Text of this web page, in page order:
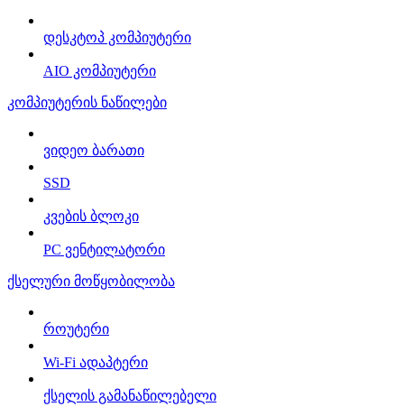
დესკტოპ კომპიუტერი
AIO კომპიუტერი
კომპიუტერის ნაწილები
ვიდეო ბარათი
SSD
კვების ბლოკი
PC ვენტილატორი
ქსელური მოწყობილობა
როუტერი
Wi-Fi ადაპტერი
ქსელის გამანაწილებელი